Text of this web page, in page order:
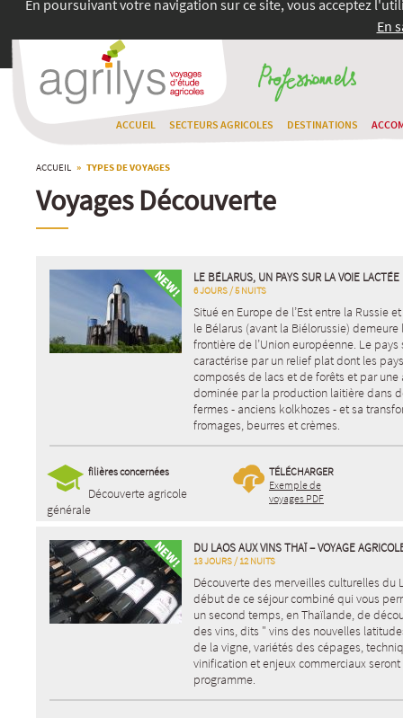
En poursuivant votre navigation sur ce site, vous acceptez
En
ACCUEIL SECTEURS AGRICOLES DESTINATIONS
ACCUEIL » TYPES DE VOYAGES
Voyages Découverte
LE BÉLARUS, UN PAYS SUR LA VOIE LACTÉE
6 JOURS / 5 NUITS
Situé en Europe de l’Est entre la Russie
le Bélarus (avant la Biélorussie)
frontière de l’Union européenne. Le pays
caractérise par un relief plat dont les
composés de lacs et de forêts et par une
dominée par la production laitière dans
fermes - anciens kolkhozes - et sa
fromages, beurres et crèmes.
filières concernées
Découverte agricole
générale
TÉLÉCHARGER
Exemple de
voyages PDF
DU LAOS AUX VINS THAÏ – VOYAGE
13 JOURS / 12 NUITS
Découverte des merveilles culturelles du
début de ce séjour combiné qui vous
un second temps, en Thaïlande, de
des vins, dits " vins des nouvelles
de la vigne, variétés des cépages,
vinification et enjeux commerciaux seront
programme.